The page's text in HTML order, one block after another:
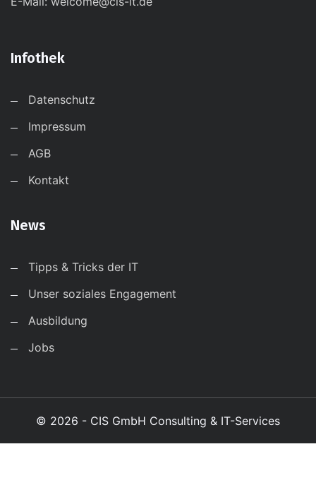
Infothek
Datenschutz
Impressum
AGB
Kontakt
News
Tipps & Tricks der IT
Unser soziales Engagement
Ausbildung
Jobs
© 2026 - CIS GmbH Consulting & IT-Services